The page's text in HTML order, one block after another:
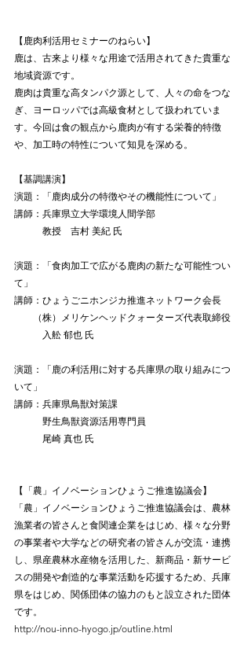
【鹿肉利活用セミナーのねらい】
鹿は、古来より様々な用途で活用されてきた貴重な
地域資源です。
鹿肉は貴重な高タンパク源として、人々の命をつな
ぎ、ヨーロッパでは高級食材として扱われていま
す。今回は食の観点から鹿肉が有する栄養的特徴
や、加工時の特性について知見を深める。
【基調講演】
演題：「鹿肉成分の特徴やその機能性について」
講師：兵庫県立大学環境人間学部
教授　吉村 美紀 氏
演題：「食肉加工で広がる鹿肉の新たな可能性つい
て」
講師：ひょうごニホンジカ推進ネットワーク会長
（株）メリケンヘッドクォーターズ代表取締役
入舩 郁也 氏
演題：「鹿の利活用に対する兵庫県の取り組みにつ
いて」
講師：兵庫県鳥獣対策課
野生鳥獣資源活用専門員
尾崎 真也 氏
【「農」イノベーションひょうご推進協議会】
「農」イノベーションひょうご推進協議会は、農林
漁業者の皆さんと食関連企業をはじめ、様々な分野
の事業者や大学などの研究者の皆さんが交流・連携
し、県産農林水産物を活用した、新商品・新サービ
スの開発や創造的な事業活動を応援するため、兵庫
県をはじめ、関係団体の協力のもと設立された団体
です。
http://nou-inno-hyogo.jp/outline.html